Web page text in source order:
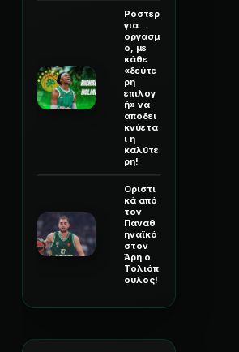
Ρόστερ
για...
οργασμ
ό, με
κάθε
«δεύτε
ρη
επιλογ
ή» να
αποδει
κνύετα
ι η
καλύτε
ρη!
Οριστι
κά από
τον
Παναθ
ηναϊκό
στον
Άρη ο
Τολιόπ
ουλος!